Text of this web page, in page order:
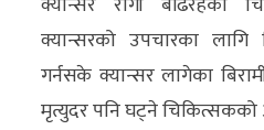
क्यान्सरको उपचारका लागि
गर्नसके क्यान्सर लागेका
मृत्युदर पनि घट्ने